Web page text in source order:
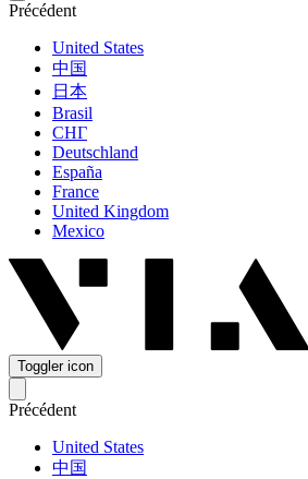
Précédent
United States
中国
日本
Brasil
СНГ
Deutschland
España
France
United Kingdom
Mexico
Toggler icon
Précédent
United States
中国